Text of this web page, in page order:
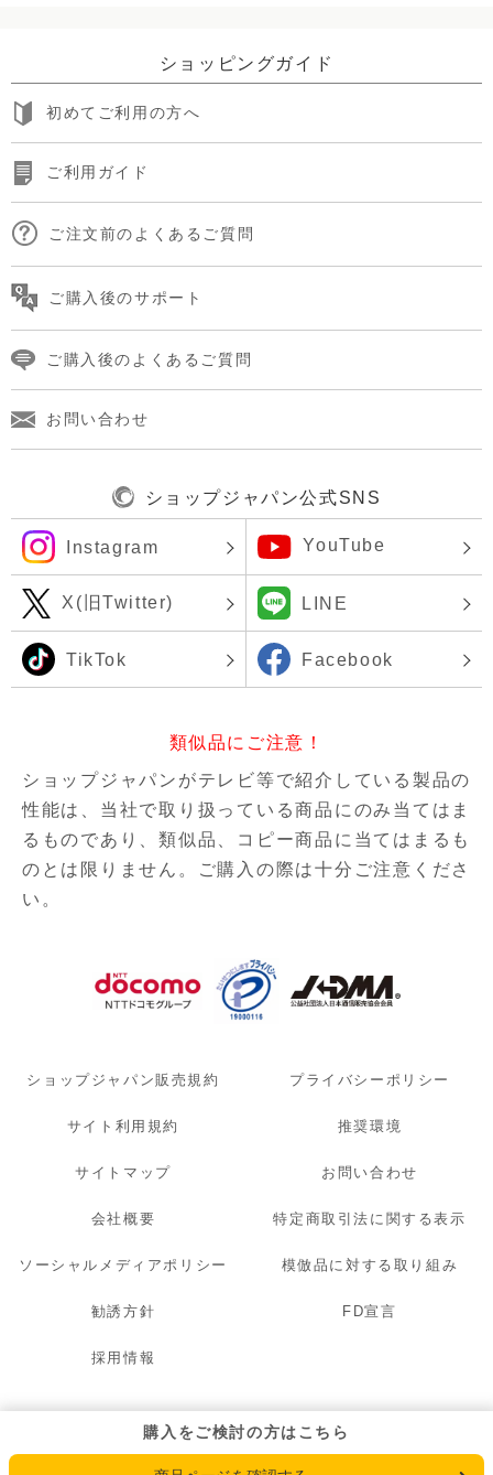
購入をご検討の方はこちら
ショッピングガイド
初めてご利用の方へ
ご利用ガイド
ご注文前のよくあるご質問
ご購入後のサポート
ご購入後のよくあるご質問
お問い合わせ
ショップジャパン公式SNS
Instagram YouTube
X(旧Twitter) LINE
TikTok Facebook
類似品にご注意！
ショップジャパンがテレビ等で紹介している製品の
性能は、当社で取り扱っている商品にのみ当てはま
るものであり、類似品、コピー商品に当てはまるも
のとは限りません。ご購入の際は十分ご注意くださ
い。
ショップジャパン販売規約 プライバシーポリシー
サイト利用規約 推奨環境
サイトマップ お問い合わせ
会社概要 特定商取引法に関する表示
ソーシャルメディアポリシー 模倣品に対する取り組み
勧誘方針 FD宣言
採用情報
© 2007 - 2026 OAK LAWN MARKETING. INC. All Rights Reserved.